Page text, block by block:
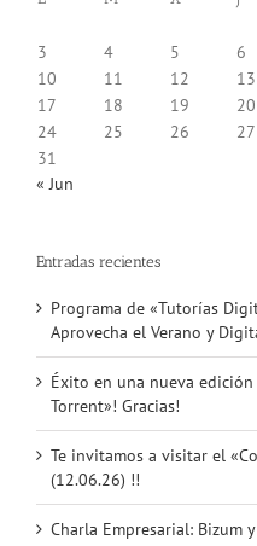
3
4 5 6
10
11 12 13
17
18 19 20
24
25 26 27
31
« Jun
Entradas recientes
Programa de «Tutorías
Aprovecha el Verano y
Éxito en una nueva
Torrent»! Gracias!
Te invitamos a visitar el
(12.06.26) !!
Charla Empresarial: Bizum